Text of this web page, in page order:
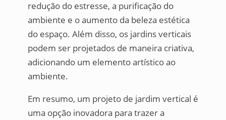
redução do estresse, a purificação do
ambiente e o aumento da beleza estética
do espaço. Além disso, os jardins verticais
podem ser projetados de maneira criativa,
adicionando um elemento artístico ao
ambiente.
Em resumo, um projeto de jardim vertical é
uma opção inovadora para trazer a